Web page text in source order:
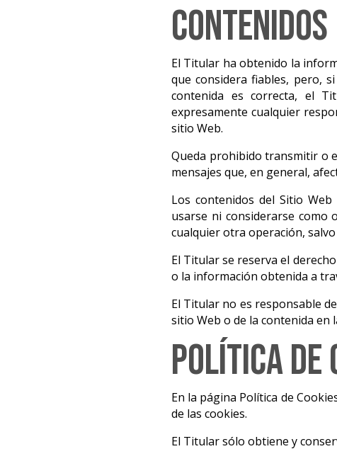
Contenidos
El Titular ha obtenido la
que considera fiables, pero,
contenida es correcta, el
expresamente cualquier
sitio Web.
Queda prohibido transmitir o
mensajes que, en general,
Los contenidos del Sitio
usarse ni considerarse como
cualquier otra operación,
El Titular se reserva el
o la información obtenida a
El Titular no es responsable
sitio Web o de la contenida en
Política de
En la página Política de
de las cookies.
El Titular sólo obtiene y